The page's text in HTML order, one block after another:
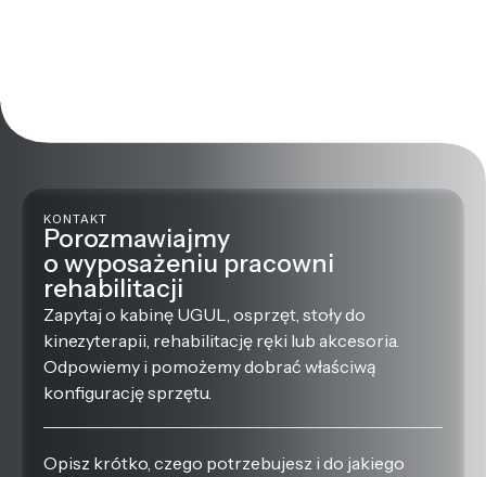
KONTAKT
Porozmawiajmy
o wyposażeniu pracowni
rehabilitacji
Zapytaj o kabinę UGUL, osprzęt, stoły do
kinezyterapii, rehabilitację ręki lub akcesoria.
Odpowiemy i pomożemy dobrać właściwą
konfigurację sprzętu.
Opisz krótko, czego potrzebujesz i do jakiego